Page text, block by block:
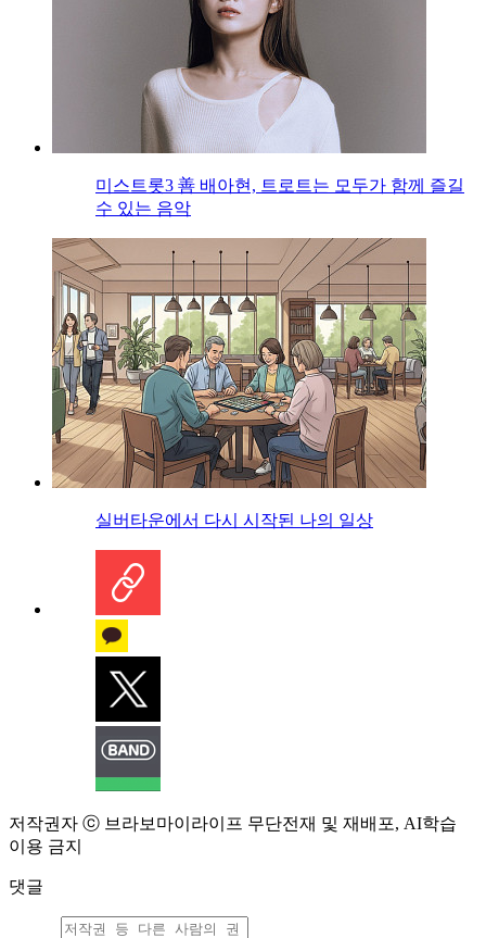
미스트롯3 善 배아현, 트로트는 모두가 함께 즐길
수 있는 음악
실버타운에서 다시 시작된 나의 일상
저작권자 ⓒ 브라보마이라이프 무단전재 및 재배포, AI학습
이용 금지
댓글